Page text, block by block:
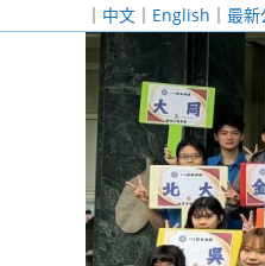
｜ 中文 ｜ English ｜ 最新